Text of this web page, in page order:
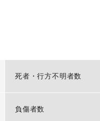
死者・行方不明者数
負傷者数